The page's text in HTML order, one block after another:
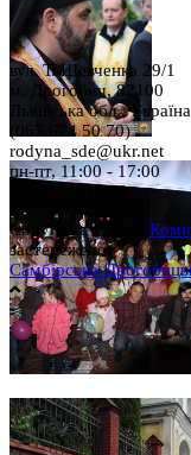
вул. Т. Шевченка 29/1
м. Дрогобич, 82100
Львівська обл., Україна
(067 674 50 70)
rodyna_sde@ukr.net
пн-пт, 11:00 - 17:00
сб, 9:00 - 15:00
Copyright © 2026
застережено.
Самбірсько-